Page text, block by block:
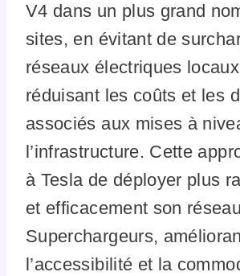
V4 dans un plus grand
sites, en évitant de
réseaux électriques
réduisant les coûts et les
associés aux mises à
l’infrastructure. Cette
à Tesla de déployer plus
et efficacement son
Superchargeurs,
l’accessibilité et la